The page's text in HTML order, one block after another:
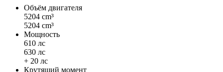
Объём двигателя
5204 cm³
5204 cm³
Мощность
610 лс
630 лс
+ 20 лс
Крутящий момент